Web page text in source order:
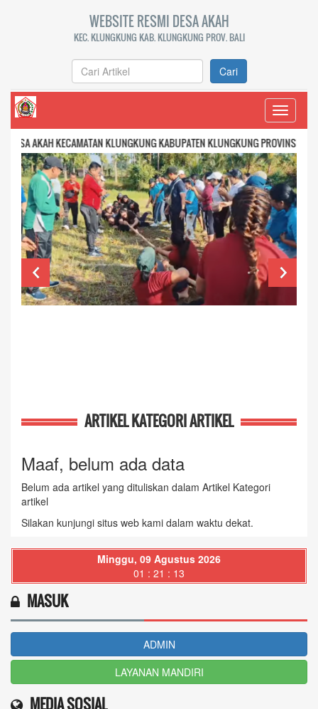
WEBSITE RESMI DESA AKAH
KEC. KLUNGKUNG KAB. KLUNGKUNG PROV. BALI
Cari
Toggle
KECAMATAN KLUNGKUNG KABUPATEN KLUNGKUNG PROVINSI BALI
ARTIKEL KATEGORI ARTIKEL
Maaf, belum ada data
Belum ada artikel yang dituliskan dalam Artikel Kategori
artikel
Silakan kunjungi situs web kami dalam waktu dekat.
Minggu, 09 Agustus 2026
01 : 21 : 14
MASUK
ADMIN
LAYANAN MANDIRI
MEDIA SOSIAL